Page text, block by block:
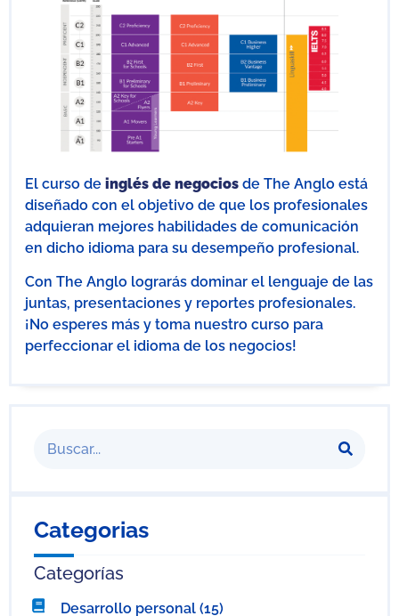
El curso de inglés de negocios de The Anglo está
diseñado con el objetivo de que los profesionales
adquieran mejores habilidades de comunicación
en dicho idioma para su desempeño profesional.
Con The Anglo lograrás dominar el lenguaje de las
juntas, presentaciones y reportes profesionales.
¡No esperes más y toma nuestro curso para
perfeccionar el idioma de los negocios!
Categorias
Categorías
Desarrollo personal (15)